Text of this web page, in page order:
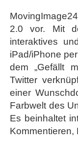
neue
Features
und
Videoportal
2.0
2.0 vor. Mit
interaktives
iPad/iPhone
dem „Gefällt
Twitter
einer
Farbwelt des
Es beinhaltet
Kommentieren,